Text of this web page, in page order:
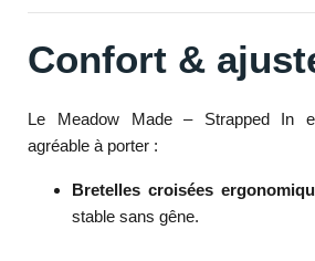
Confort &
Le Meadow Made – Strapped In
agréable à porter :
Bretelles croisées
stable sans gêne.